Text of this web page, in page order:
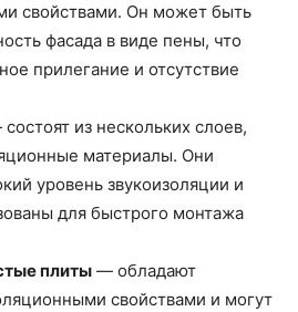
свойствами. Он может быть
фасада в виде пены, что
прилегание и отсутствие
из нескольких слоев,
материалы. Они
уровень звукоизоляции и
для быстрого монтажа
плиты — обладают
свойствами и могут